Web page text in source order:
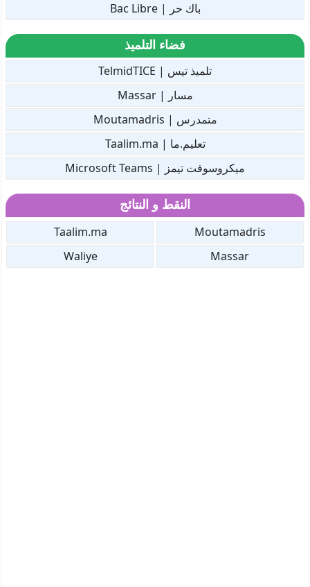
باك حر | Bac Libre
فضاء التلميذ
تلميذ تيس | TelmidTICE
مسار | Massar
متمدرس | Moutamadris
تعليم.ما | Taalim.ma
ميكروسوفت تيمز | Microsoft Teams
النقط و النتائج
Moutamadris
Taalim.ma
Massar
Waliye